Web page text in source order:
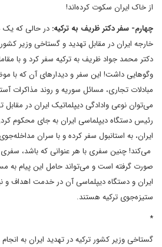
از خاک ایران سکوت کرده‌اند!
چهارم- سفر دکتر ظریف به ترکیه: در حالی که یک
خارجه ایران در مقابل تهدید و گستاخی وزیر
دکتر محمد جواد ظریف به ترکیه سفر کرد و با
وگوهایی داشت! این سفر و دیدارهای آن که با
مبادلات تجاری، مسائل سوریه و روند مذاکرات
می‌توان نوعی وادادگی دیپلماتیک ایران در مقابل
رئیس دستگاه دیپلماسی ایران به جای محکوم
ایران، به استانبول سفر کرده و با سران
می‌کند! چنین سفری با هر عنوانی که باشد،
صورت گرفته است و می‌تواند حامل این پیام به
ایران و دستگاه دیپلماسی آن در خدمت اهداف و
ستیزه‌جوی ترکیه هستند.
*
گستاخی وزیر کشور ترکیه در تهدید ایران به